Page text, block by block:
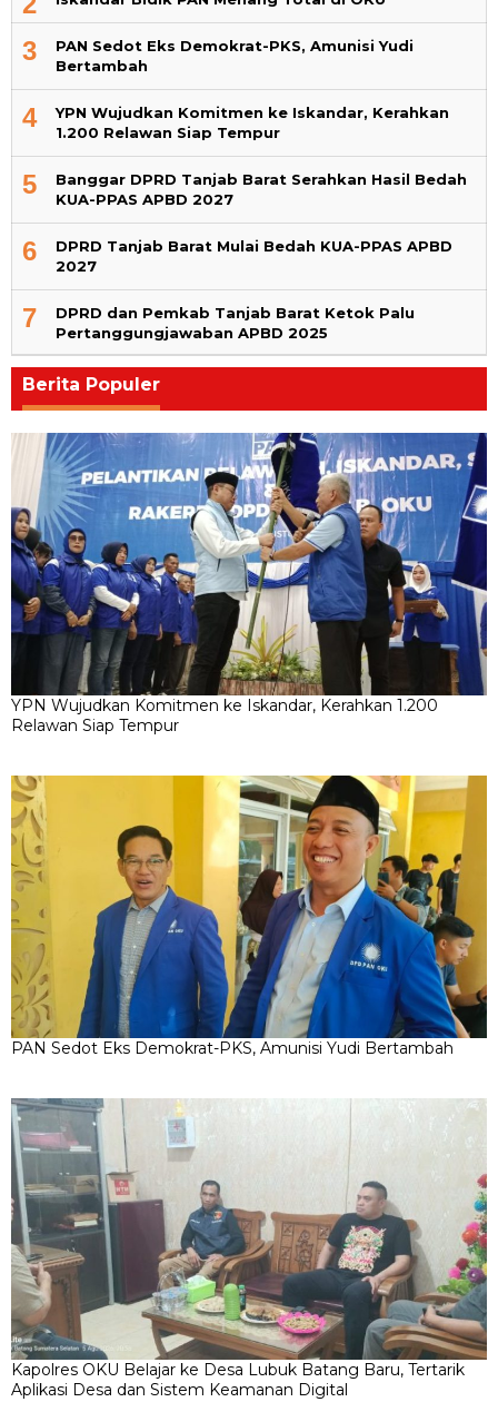
3
PAN Sedot Eks Demokrat-PKS, Amunisi Yudi
Bertambah
4
YPN Wujudkan Komitmen ke Iskandar, Kerahkan
1.200 Relawan Siap Tempur
5
Banggar DPRD Tanjab Barat Serahkan Hasil Bedah
KUA-PPAS APBD 2027
6
DPRD Tanjab Barat Mulai Bedah KUA-PPAS APBD
2027
7
DPRD dan Pemkab Tanjab Barat Ketok Palu
Pertanggungjawaban APBD 2025
Berita Populer
YPN Wujudkan Komitmen ke Iskandar, Kerahkan 1.200
Relawan Siap Tempur
PAN Sedot Eks Demokrat-PKS, Amunisi Yudi Bertambah
Kapolres OKU Belajar ke Desa Lubuk Batang Baru, Tertarik
Aplikasi Desa dan Sistem Keamanan Digital